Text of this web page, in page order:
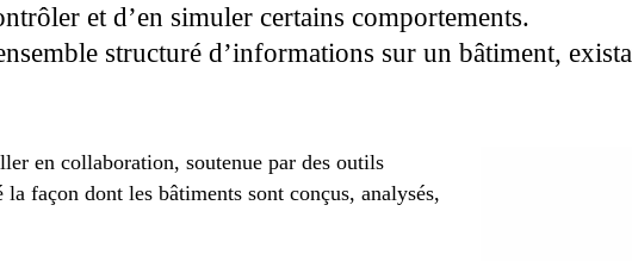
et d’en simuler certains comportements.
structuré d’informations sur un bâtiment,
en collaboration, soutenue par des outils
façon dont les bâtiments sont conçus, analysés,